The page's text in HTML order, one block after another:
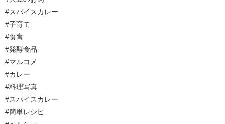
#スパイスカレー
#子育て
#食育
#発酵食品
#マルコメ
#カレー
#料理写真
#スパイスカレー
#簡単レシピ